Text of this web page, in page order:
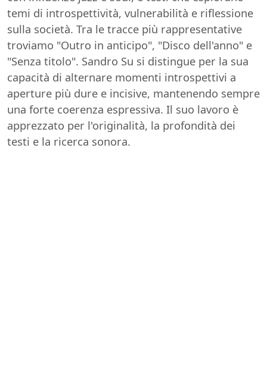
temi di introspettività, vulnerabilità e riflessione
sulla società. Tra le tracce più rappresentative
troviamo "Outro in anticipo", "Disco dell'anno" e
"Senza titolo". Sandro Su si distingue per la sua
capacità di alternare momenti introspettivi a
aperture più dure e incisive, mantenendo sempre
una forte coerenza espressiva. Il suo lavoro è
apprezzato per l'originalità, la profondità dei
testi e la ricerca sonora.